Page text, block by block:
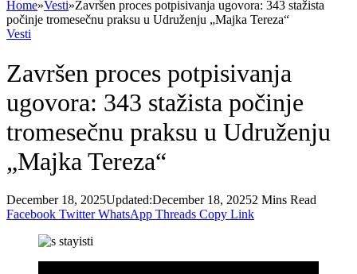
Home»Vesti»Završen proces potpisivanja ugovora: 343 stažista
počinje tromesečnu praksu u Udruženju „Majka Tereza“
Vesti
Završen proces potpisivanja
ugovora: 343 stažista počinje
tromesečnu praksu u Udruženju
„Majka Tereza“
December 18, 2025Updated:December 18, 20252 Mins Read
Facebook Twitter WhatsApp Threads Copy Link